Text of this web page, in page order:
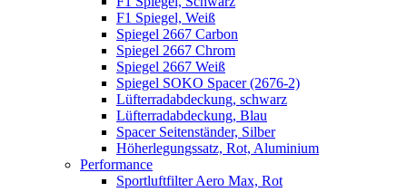
F1 Spiegel, Weiß
Spiegel 2667 Carbon
Spiegel 2667 Chrom
Spiegel 2667 Weiß
Spiegel SOKO Spacer (2676-2)
Lüfterradabdeckung, schwarz
Lüfterradabdeckung, Blau
Spacer Seitenständer, Silber
Höherlegungssatz, Rot, Aluminium
Performance
Sportluftfilter Aero Max, Rot